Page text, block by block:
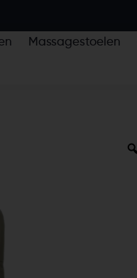
Massagestoelen